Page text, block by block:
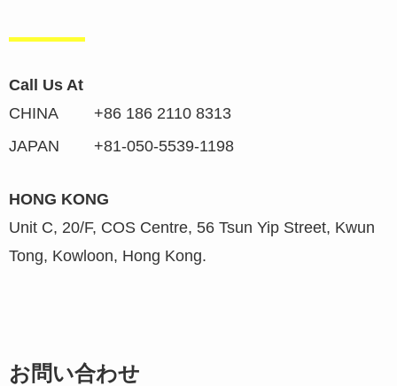
Call Us At
CHINA
+86 186 2110 8313
JAPAN
+81-050-5539-1198
HONG KONG
Unit C, 20/F, COS Centre, 56 Tsun Yip Street, Kwun
Tong, Kowloon, Hong Kong.
お問い合わせ